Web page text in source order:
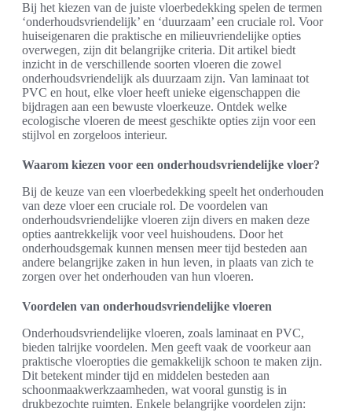
Bij het kiezen van de juiste vloerbedekking spelen de termen
‘onderhoudsvriendelijk’ en ‘duurzaam’ een cruciale rol. Voor
huiseigenaren die praktische en milieuvriendelijke opties
overwegen, zijn dit belangrijke criteria. Dit artikel biedt
inzicht in de verschillende soorten vloeren die zowel
onderhoudsvriendelijk als duurzaam zijn. Van laminaat tot
PVC en hout, elke vloer heeft unieke eigenschappen die
bijdragen aan een bewuste vloerkeuze. Ontdek welke
ecologische vloeren de meest geschikte opties zijn voor een
stijlvol en zorgeloos interieur.
Waarom kiezen voor een onderhoudsvriendelijke vloer?
Bij de keuze van een vloerbedekking speelt het onderhouden
van deze vloer een cruciale rol. De voordelen van
onderhoudsvriendelijke vloeren zijn divers en maken deze
opties aantrekkelijk voor veel huishoudens. Door het
onderhoudsgemak kunnen mensen meer tijd besteden aan
andere belangrijke zaken in hun leven, in plaats van zich te
zorgen over het onderhouden van hun vloeren.
Voordelen van onderhoudsvriendelijke vloeren
Onderhoudsvriendelijke vloeren, zoals laminaat en PVC,
bieden talrijke voordelen. Men geeft vaak de voorkeur aan
praktische vloeropties die gemakkelijk schoon te maken zijn.
Dit betekent minder tijd en middelen besteden aan
schoonmaakwerkzaamheden, wat vooral gunstig is in
drukbezochte ruimten. Enkele belangrijke voordelen zijn: